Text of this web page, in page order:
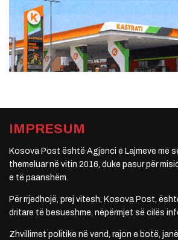
IMPRESUM
Kosova Post është Agjenci e Lajmeve me
themeluar në vitin 2016, duke pasur për
e të paanshëm.
Për rrjedhojë, prej vitesh, Kosova Post,
dritare të besueshme, nëpërmjet së cilës
Zhvillimet politike në vend, rajon e botë,